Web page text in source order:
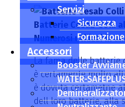
Servizi
Sicurezza
Formazione
Accessori
Booster
WATER-
Batterie Cesab Colli
Numerosi utilizzi in
La fama delle
è certamente molto
è dovuta certametne
dell loro batterie, alla